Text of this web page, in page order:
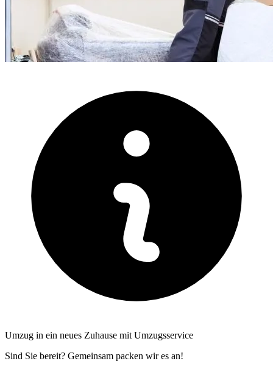
Umzug in ein neues Zuhause mit Umzugsservice
Sind Sie bereit? Gemeinsam packen wir es an!